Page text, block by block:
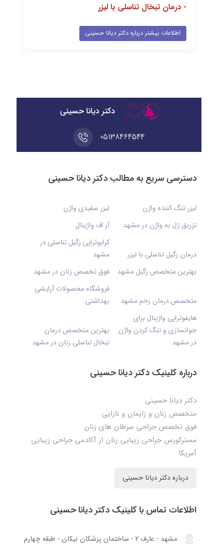
- درمان تبخال تناسلی با لیزر
اطلاعات بیشتر درباره دکتر دیانا حسینی
دکتر دیانا حسینی
05138464544
دسترسی سریع به مطالب دکتر دیانا حسینی
لیزر تنگ کننده واژن
لیزر سفیدی واژن
تزریق ژل به واژن در مشهد
آر اف واژینال
درمان زگیل تناسلی با لیزر
کرایوتراپی زگیل تناسلی در
مشهد
بهترین متخصص زگیل مشهد
فوق تخصص زنان در مشهد
متخصص درمان زخم مشهد
فروشگاه محصولات آرایشی
بهداشتی
هایفوتراپی واژینال برای
جوانسازی و تنگ کردن واژن
در مشهد
بهترین متخصص درمان
تبخال تناسلی زنان در مشهد
درباره کلینیک دکتر دیانا حسینی
دکتر دیانا حسینی
متخصص زنان و زایمان و نازایی
فوق تخصص جراحی سرطان های زنان
مسترکورس جراحی زیبایی زنان از آکادمی جراحی زیبایی
آمریکا
درباره دکتر دیانا حسینی
اطلاعات تماس با کلینیک دکتر دیانا حسینی
مشهد - عارف 2 - ساختمان پزشکان نیکان - طبقه چهارم